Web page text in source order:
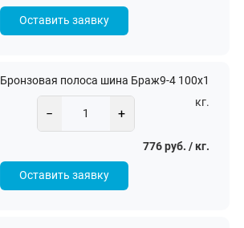
Оставить заявку
Бронзовая полоса шина Браж9-4 100х1
− +
кг.
776 руб. / кг.
Оставить заявку